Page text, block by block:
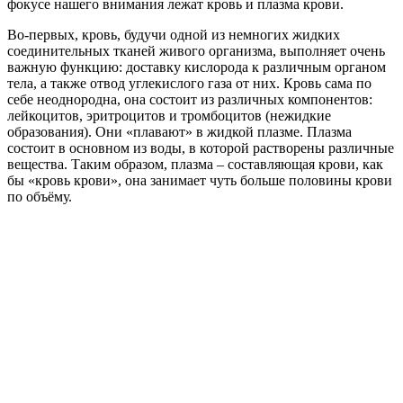
фокусе нашего внимания лежат кровь и плазма крови.
Во-первых, кровь, будучи одной из немногих жидких
соединительных тканей живого организма, выполняет очень
важную функцию: доставку кислорода к различным органом
тела, а также отвод углекислого газа от них. Кровь сама по
себе неоднородна, она состоит из различных компонентов:
лейкоцитов, эритроцитов и тромбоцитов (нежидкие
образования). Они «плавают» в жидкой плазме. Плазма
состоит в основном из воды, в которой растворены различные
вещества. Таким образом, плазма – составляющая крови, как
бы «кровь крови», она занимает чуть больше половины крови
по объёму.